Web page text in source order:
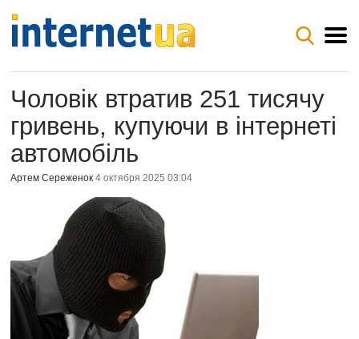
Чоловік втратив 251 тисячу
гривень, купуючи в інтернеті
автомобіль
Артем Сереженок 4 октября 2025 03:04